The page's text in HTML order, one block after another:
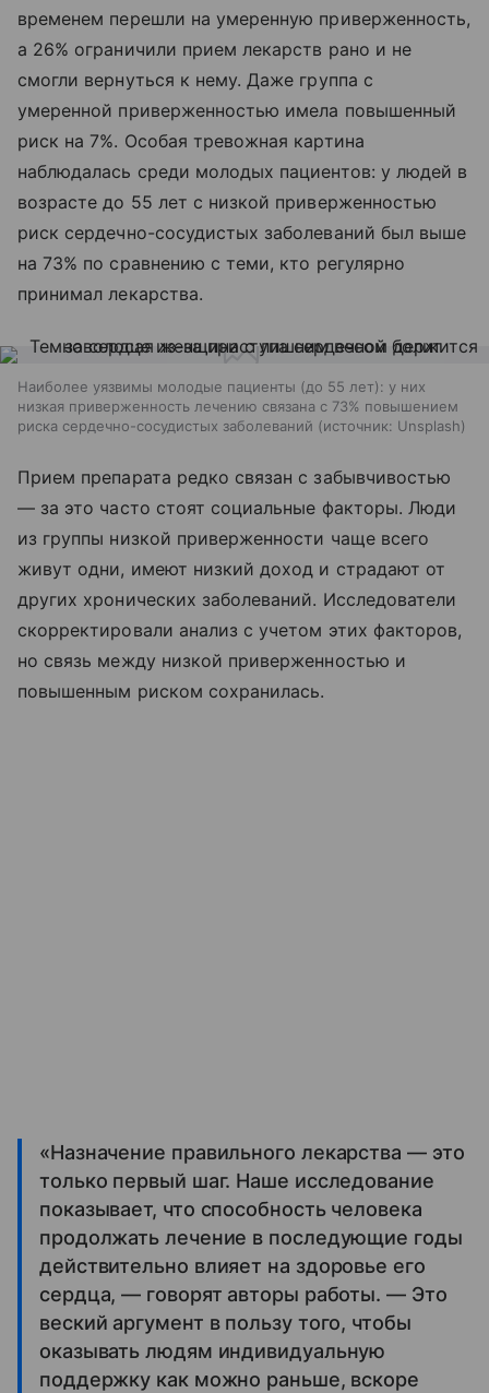
временем перешли на умеренную приверженность,
а 26% ограничили прием лекарств рано и не
смогли вернуться к нему. Даже группа с
умеренной приверженностью имела повышенный
риск на 7%. Особая тревожная картина
наблюдалась среди молодых пациентов: у людей в
возрасте до 55 лет с низкой приверженностью
риск сердечно-сосудистых заболеваний был выше
на 73% по сравнению с теми, кто регулярно
принимал лекарства.
Наиболее уязвимы молодые пациенты (до 55 лет): у них
низкая приверженность лечению связана с 73% повышением
риска сердечно-сосудистых заболеваний
источник: Unsplash
Прием препарата редко связан с забывчивостью
— за это часто стоят социальные факторы. Люди
из группы низкой приверженности чаще всего
живут одни, имеют низкий доход и страдают от
других хронических заболеваний. Исследователи
скорректировали анализ с учетом этих факторов,
но связь между низкой приверженностью и
повышенным риском сохранилась.
«Назначение правильного лекарства — это
только первый шаг. Наше исследование
показывает, что способность человека
продолжать лечение в последующие годы
действительно влияет на здоровье его
сердца, — говорят авторы работы. — Это
веский аргумент в пользу того, чтобы
оказывать людям индивидуальную
поддержку как можно раньше, вскоре